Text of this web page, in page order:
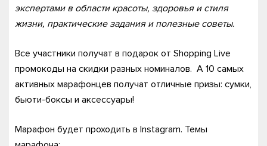
экспертами в области красоты, здоровья и стиля
жизни, практические задания и полезные советы.
Все участники получат в подарок от Shopping Live
промокоды на скидки разных номиналов. А 10 самых
активных марафонцев получат отличные призы: сумки,
бьюти-боксы и аксессуары!
Марафон будет проходить в Instagram. Темы